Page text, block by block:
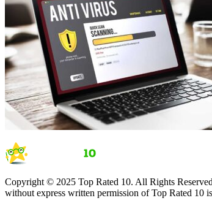
Copyright © 2025 Top Rated 10. All Rights
without express written permission of Top Rated 10